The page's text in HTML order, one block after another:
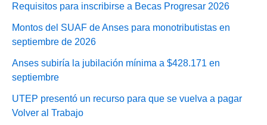
Requisitos para inscribirse a Becas Progresar 2026
Montos del SUAF de Anses para monotributistas en
septiembre de 2026
Anses subiría la jubilación mínima a $428.171 en
septiembre
UTEP presentó un recurso para que se vuelva a pagar
Volver al Trabajo